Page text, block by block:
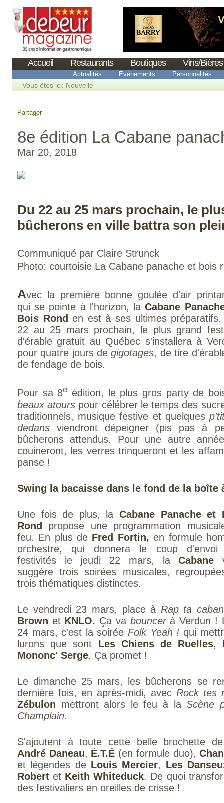
Accueil Restaurants Boutiques Vins/Bières
Actualités Événements Personnalités
Vous êtes ici: Nouvelle
Partager
8e édition La Cabane
Mar 20, 2018
Du 22 au 25 mars prochain, le
bûcherons en ville battra son
Communiqué par Claire Strunck
Photo: courtoisie La Cabane panache et bois
Avec la première bonne goulée d'air
qui se pointe à l'horizon, laCabane
Bois Rond en est à ses ultimes
22 au 25 mars prochain, le plus grand
d'érable gratuit au Québec s'installera à
pour quatre jours degigotages, de tire
de fendage de bois.
Pour sa 8e édition, le plus gros party de
beaux atours pour célébrer le temps des
traditionnels, musique festive et quelques
dedansviendront dépeigner (pis pas à
bûcherons attendus. Pour une autre
couineront, les verres trinqueront et les
panse !
Swing la bacaisse dans le fond de la boîte
Une fois de plus, la Cabane Panache et
Rond propose une programmation
feu. En plus de Fred Fortin, en formule
orchestre, qui donnera le coup d'envoi
festivités le jeudi 22 mars, laCabane
suggère trois soirées musicales,
trois thématiques distinctes.
Le vendredi 23 mars, place à Rap ta
Brown et KNLO. Ça va bouncerà Verdun !
24 mars, c'est la soirée Folk Yeah ! qui
lurons que sont Les Chiens de Ruelles,
Mononc' Serge. Ça promet !
Le dimanche 25 mars, les bûcherons se
dernière fois, en après-midi, avec Rock tes
Zébulon mettront alors le feu à laScène
Champlain.
S'ajoutent à toute cette belle brochette
André Daneau, É.T.É (en formule duo),
et légendes de Louis Mercier, Les
Robert et Keith Whiteduck. De quoi
des festivaliers en oreilles de crisse !